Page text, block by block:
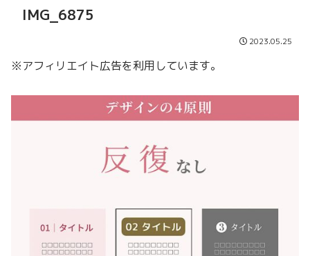
IMG_6875
2023.05.25
※アフィリエイト広告を利用しています。